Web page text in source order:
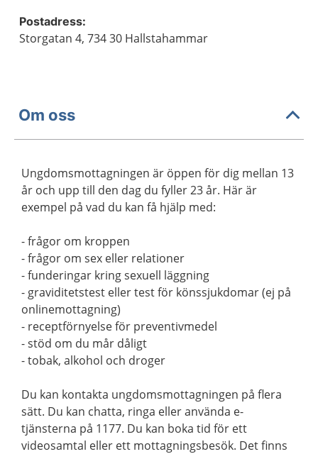
Postadress:
Storgatan 4, 734 30 Hallstahammar
Om oss
Ungdomsmottagningen är öppen för dig mellan 13
år och upp till den dag du fyller 23 år. Här är
exempel på vad du kan få hjälp med:
- frågor om kroppen
- frågor om sex eller relationer
- funderingar kring sexuell läggning
- graviditetstest eller test för könssjukdomar (ej på
onlinemottagning)
- receptförnyelse för preventivmedel
- stöd om du mår dåligt
- tobak, alkohol och droger
Du kan kontakta ungdomsmottagningen på flera
sätt. Du kan chatta, ringa eller använda e-
tjänsterna på 1177. Du kan boka tid för ett
videosamtal eller ett mottagningsbesök. Det finns